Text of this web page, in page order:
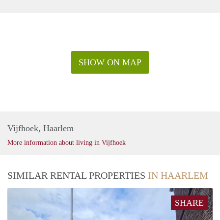
SHOW ON MAP
Vijfhoek, Haarlem
More information about living in Vijfhoek
SIMILAR RENTAL PROPERTIES IN HAARLEM
SHARE